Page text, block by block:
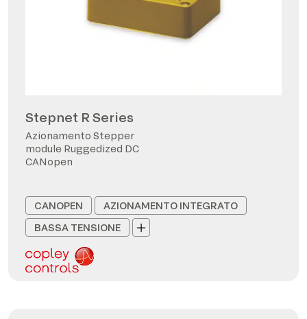
Stepnet R Series
Azionamento Stepper
module Ruggedized DC
CANopen
CANOPEN
AZIONAMENTO INTEGRATO
BASSA TENSIONE